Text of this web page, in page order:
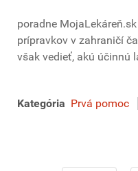
poradne
prípravkov v zahraničí
však vedieť, akú účinnú
Kategória Prvá pomoc